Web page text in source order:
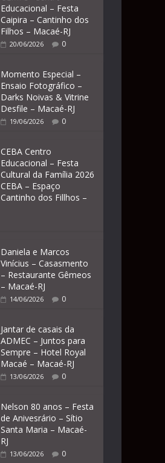
Educacional – Festa
Caipira – Cantinho dos
Filhos – Macaé-RJ
20/06/2026 0
Momento Especial –
Ensaio Fotográfico –
Darks Noivas & Vitrine
Desfile – Macaé-RJ
19/06/2026 0
CEBA Centro
Educacional – Festa
Cultural da Família 2026
CEBA – Espaço
Cantinho dos Fillhos –
Daniela e Marcos
Vinícius – Casasmento
– Restaurante Gêmeos
– Macaé-RJ
14/06/2026 0
Jantar de casais da
ADMEC – Juntos para
Sempre – Hotel Royal
Macaé – Macaé-RJ
13/06/2026 0
Nelson 80 anos – Festa
de Anivesrário – Sítio
Santa Maria – Macaé-
RJ
13/06/2026 0